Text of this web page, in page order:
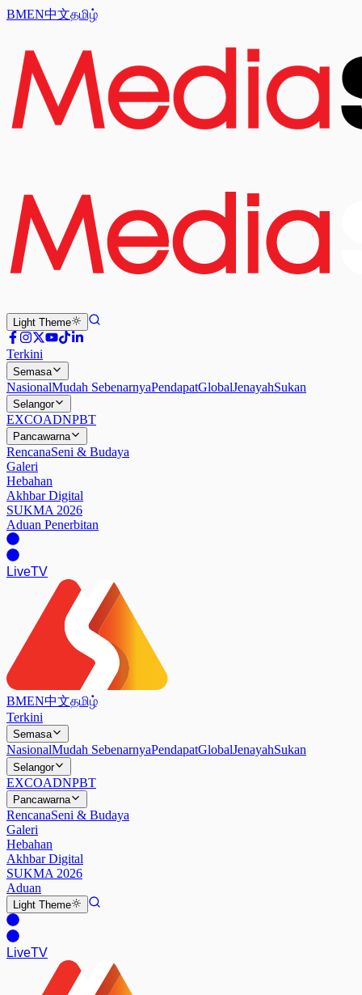
BMEN中文தமிழ்
Light Theme
Terkini
Semasa
NasionalMudah SebenarnyaPendapatGlobalJenayahSukan
Selangor
EXCOADNPBT
Pancawarna
RencanaSeni & Budaya
Galeri
Hebahan
Akhbar Digital
SUKMA 2026
Aduan Penerbitan
LiveTV
BMEN中文தமிழ்
Terkini
Semasa
NasionalMudah SebenarnyaPendapatGlobalJenayahSukan
Selangor
EXCOADNPBT
Pancawarna
RencanaSeni & Budaya
Galeri
Hebahan
Akhbar Digital
SUKMA 2026
Aduan
Light Theme
LiveTV